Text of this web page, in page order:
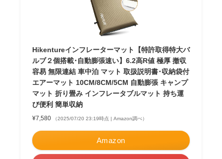
Hikentureインフレーターマット【特許取得特大バ
ルブ２個搭載･自動膨張速い】6.2高R値 極厚 撤収
容易 無限連結 車中泊 マット 取扱説明書･収納袋付
エアーマット 10CM/8CM/5CM 自動膨張 キャンプ
マット 折り畳み インフレータブルマット 持ち運
び便利 簡単収納
¥7,580 （2025/07/20 23:19時点 | Amazon調べ）
Amazon